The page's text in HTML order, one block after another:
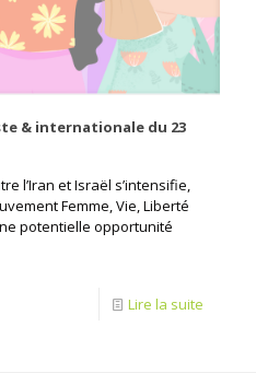
& internationale du 23
l’Iran et Israël s’intensifie,
Femme, Vie, Liberté
potentielle opportunité
Lire la suite